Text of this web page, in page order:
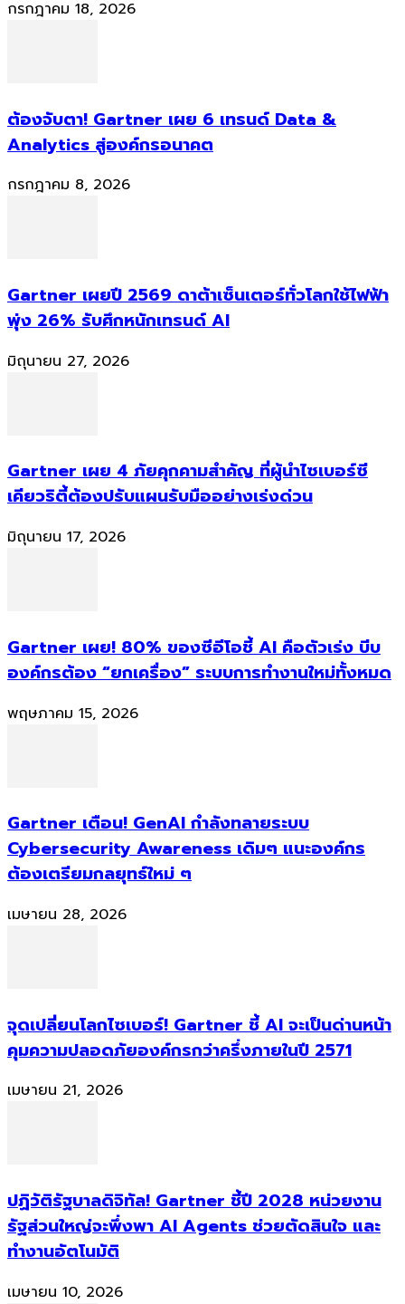
กรกฎาคม 18, 2026
ต้องจับตา! Gartner เผย 6 เทรนด์ Data &
Analytics สู่องค์กรอนาคต
กรกฎาคม 8, 2026
Gartner เผยปี 2569 ดาต้าเซ็นเตอร์ทั่วโลกใช้ไฟฟ้า
พุ่ง 26% รับศึกหนักเทรนด์ AI
มิถุนายน 27, 2026
Gartner เผย 4 ภัยคุกคามสำคัญ ที่ผู้นำไซเบอร์ซี
เคียวริตี้ต้องปรับแผนรับมืออย่างเร่งด่วน
มิถุนายน 17, 2026
Gartner เผย! 80% ของซีอีโอชี้ AI คือตัวเร่ง บีบ
องค์กรต้อง “ยกเครื่อง” ระบบการทำงานใหม่ทั้งหมด
พฤษภาคม 15, 2026
Gartner เตือน! GenAI กำลังทลายระบบ
Cybersecurity Awareness เดิมๆ แนะองค์กร
ต้องเตรียมกลยุทธ์ใหม่ ๆ
เมษายน 28, 2026
จุดเปลี่ยนโลกไซเบอร์! Gartner ชี้ AI จะเป็นด่านหน้า
คุมความปลอดภัยองค์กรกว่าครึ่งภายในปี 2571
เมษายน 21, 2026
ปฏิวัติรัฐบาลดิจิทัล! Gartner ชี้ปี 2028 หน่วยงาน
รัฐส่วนใหญ่จะพึ่งพา AI Agents ช่วยตัดสินใจ และ
ทำงานอัตโนมัติ
เมษายน 10, 2026